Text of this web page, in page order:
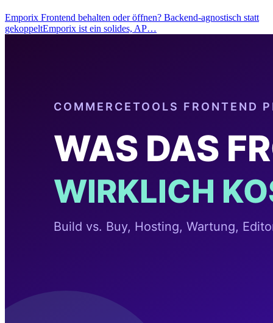
Emporix Frontend behalten oder öffnen? Backend-agnostisch statt
gekoppeltEmporix ist ein solides, AP…